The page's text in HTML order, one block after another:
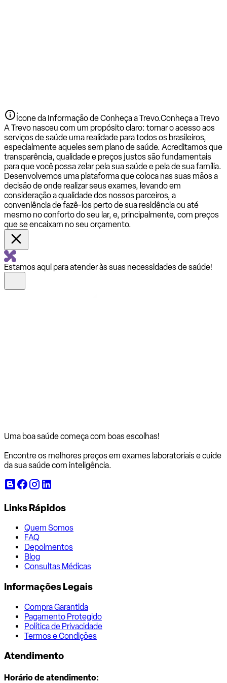
Ícone da Informação de Conheça a Trevo.Conheça a Trevo
A Trevo nasceu com um propósito claro: tornar o acesso aos
serviços de saúde uma realidade para todos os brasileiros,
especialmente aqueles sem plano de saúde. Acreditamos que
transparência, qualidade e preços justos são fundamentais
para que você possa zelar pela sua saúde e pela de sua família.
Desenvolvemos uma plataforma que coloca nas suas mãos a
decisão de onde realizar seus exames, levando em
consideração a qualidade dos nossos parceiros, a
conveniência de fazê-los perto de sua residência ou até
mesmo no conforto do seu lar, e, principalmente, com preços
que se encaixam no seu orçamento.
Estamos aqui para atender às suas necessidades de saúde!
Uma boa saúde começa com boas escolhas!
Encontre os melhores preços em exames laboratoriais e cuide
da sua saúde com inteligência.
Links Rápidos
Quem Somos
FAQ
Depoimentos
Blog
Consultas Médicas
Informações Legais
Compra Garantida
Pagamento Protegido
Política de Privacidade
Termos e Condições
Atendimento
Horário de atendimento: